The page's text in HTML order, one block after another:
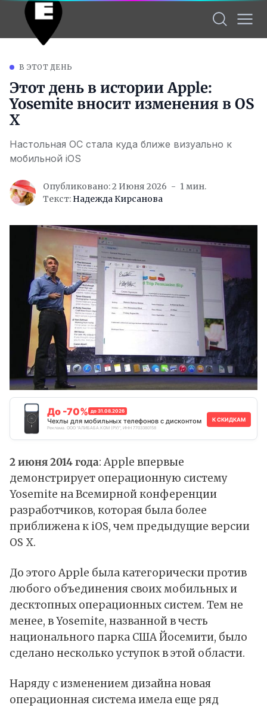
В ЭТОТ ДЕНЬ
Этот день в истории Apple:
Yosemite вносит изменения в OS
X
Настольная ОС стала куда ближе визуально к
мобильной iOS
Опубликовано: 2 Июня 2026
1 мин.
Текст: Надежда Кирсанова
До -70% до 31.08.2026
Чехлы для мобильных телефонов с дисконтом
Реклама. ООО "АЛИБАБА.КОМ (РУ)", ИНН 7703380158
К СКИДКАМ
2 июня 2014 года: Apple впервые
демонстрирует операционную систему
Yosemite на Всемирной конференции
разработчиков, которая была более
приближена к iOS, чем предыдущие версии
OS X.
До этого Apple была категорически против
любого объединения своих мобильных и
десктопных операционных систем. Тем не
менее, в Yosemite, названной в честь
национального парка США Йосемити, было
сделано несколько уступок в этой области.
Наряду с изменением дизайна новая
операционная система имела еще ряд